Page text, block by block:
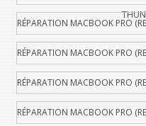
RÉPARATION MACBOOK PRO
RÉPARATION MACBOOK PRO
RÉPARATION MACBOOK PRO
RÉPARATION MACBOOK PRO